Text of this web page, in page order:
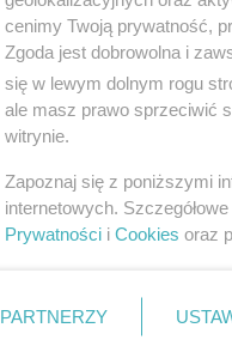
Matura
Matura 2026 z
pojawiać się
cenimy Twoją prywatność,
Zgoda jest dobrowolna i
się w lewym dolnym rogu
ale masz prawo sprzeciwić
witrynie.
Zapoznaj się z poniższymi
internetowych.
Prywatności i Cookies oraz
PARTNERZY